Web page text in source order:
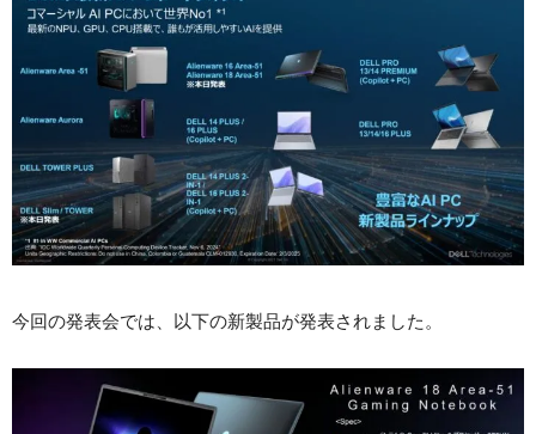
今回の発表会では、以下の新製品が発表されました。